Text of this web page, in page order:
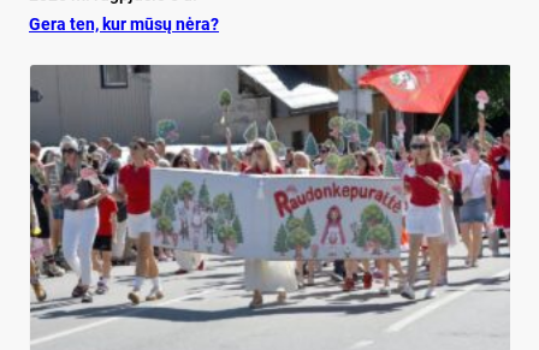
Ge­ra ten, kur mū­sų nė­ra?